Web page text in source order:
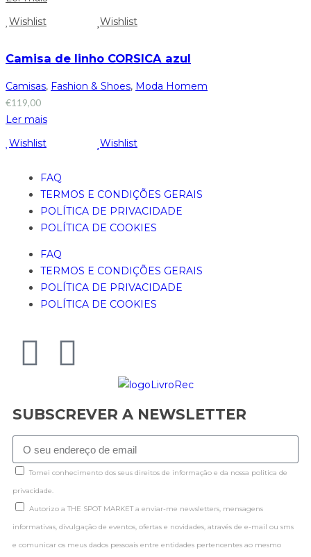
Wishlist
Wishlist
Camisa de linho CORSICA azul
Camisas, Fashion & Shoes, Moda Homem
€119,00
Ler mais
Wishlist
Wishlist
FAQ
TERMOS E CONDIÇÕES GERAIS
POLÍTICA DE PRIVACIDADE
POLÍTICA DE COOKIES
FAQ
TERMOS E CONDIÇÕES GERAIS
POLÍTICA DE PRIVACIDADE
POLÍTICA DE COOKIES
SUBSCREVER A NEWSLETTER
Tomei conhecimento dos seus direitos de informação e da nossa politica de
privacidade.
Autorizo a THE SPOT MARKET a enviar-me newsletters, mensagens
informativas, divulgação de eventos, ofertas e novidades, através de e-mail ou sms
e comunicar os meus dados pessoais entre entidades pertencentes ao mesmo